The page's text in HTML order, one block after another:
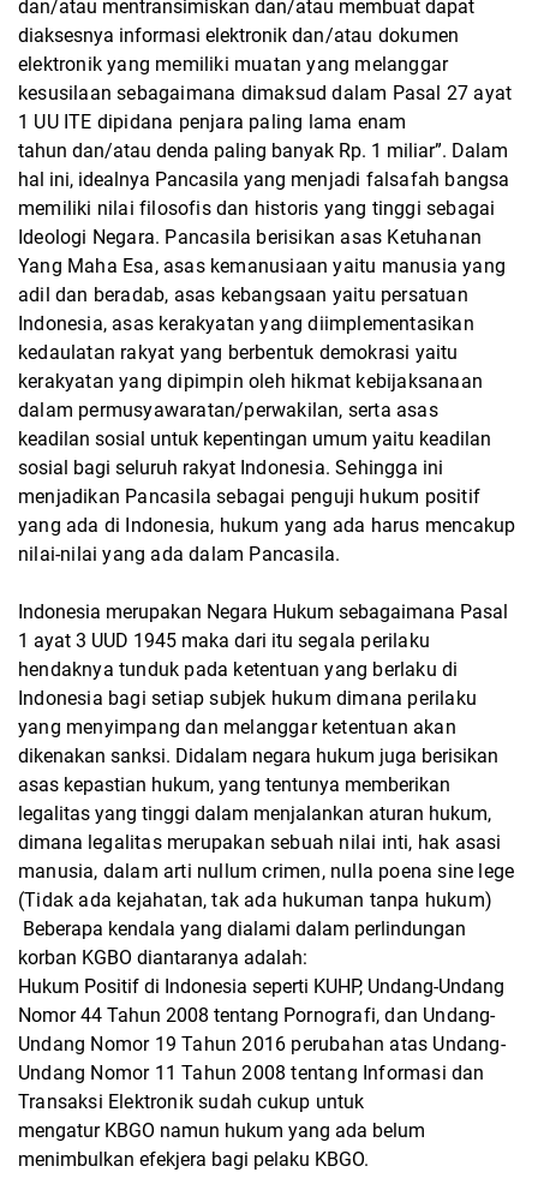
dan/atau mentransimiskan dan/atau membuat dapat
diaksesnya informasi elektronik dan/atau dokumen
elektronik yang memiliki muatan yang melanggar
kesusilaansebagaimana dimaksud dalam Pasal 27 ayat
1 UU ITE dipidana penjara paling lama enam
tahun dan/atau denda paling banyak Rp. 1 miliar”. Dalam
hal ini, idealnya Pancasila yang menjadi falsafah bangsa
memiliki nilai filosofis dan historis yang tinggi sebagai
Ideologi Negara. Pancasila berisikan asas Ketuhanan
Yang Maha Esa, asas kemanusiaan yaitu manusia yang
adil dan beradab, asas kebangsaan yaitu persatuan
Indonesia, asas kerakyatanyang diimplementasikan
kedaulatan rakyat yang berbentuk demokrasi yaitu
kerakyatanyang dipimpin oleh hikmat kebijaksanaan
dalam permusyawaratan/perwakilan, serta asas
keadilan sosial untuk kepentingan umum yaitu keadilan
sosial bagi seluruh rakyat Indonesia. Sehingga ini
menjadikan Pancasila sebagai penguji hukum positif
yang ada di Indonesia, hukum yang ada harus mencakup
nilai-nilai yang ada dalam Pancasila.
Indonesia merupakan Negara Hukum sebagaimana Pasal
1 ayat 3 UUD 1945 maka dari itu segala perilaku
hendaknya tunduk pada ketentuan yang berlaku di
Indonesia bagi setiapsubjek hukum dimana perilaku
yang menyimpang dan melanggar ketentuan akan
dikenakan sanksi. Didalam negara hukum juga berisikan
asas kepastian hukum, yang tentunya memberikan
legalitas yang tinggi dalam menjalankan aturan hukum,
dimana legalitas merupakan sebuah nilai inti, hak asasi
manusia, dalam arti nullum crimen, nulla poena sine lege
(Tidak ada kejahatan, tak ada hukuman tanpa hukum)
Beberapa kendala yang dialami dalam perlindungan
korban KGBO diantaranya adalah:
Hukum Positif di Indonesia seperti KUHP, Undang-Undang
Nomor 44 Tahun 2008 tentang Pornografi, dan Undang-
Undang Nomor 19 Tahun 2016 perubahan atas Undang-
Undang Nomor 11 Tahun 2008 tentang Informasi dan
Transaksi Elektronik sudah cukup untuk
mengatur KBGO namun hukum yang ada belum
menimbulkan efekjera bagi pelaku KBGO.